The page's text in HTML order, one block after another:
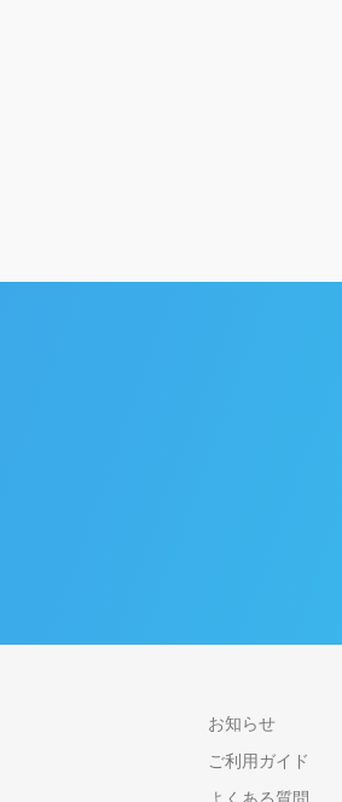
お知らせ
ご利用ガイド